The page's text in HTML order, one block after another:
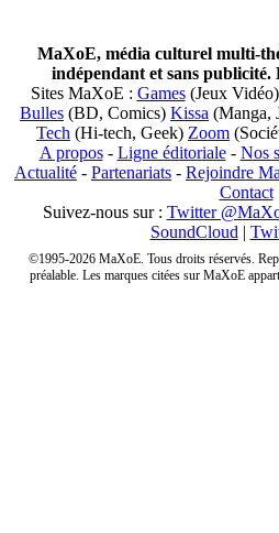
MaXoE, média culturel multi-
indépendant et sans publicité.
Sites MaXoE : Games(Jeux Vidéo)
Bulles (BD, Comics) Kissa (Manga,
Tech (Hi-tech, Geek) Zoom
A propos- Ligne éditoriale- Nos
Actualité - Partenariats - Rejoindre
Contact
Suivez-nous sur : Twitter
SoundCloud |
©1995-2026 MaXoE. Tous droits réservés.
préalable. Les marques citées sur MaXoE